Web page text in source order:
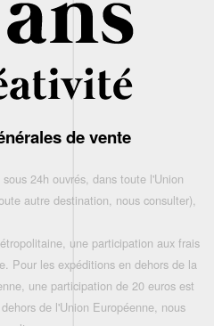
de vente
24h ouvrés, dans toute l'Union
autre destination, nous consulter),
une participation aux frais
Pour les expéditions en dehors de la
une participation de 20 euros est
de l'Union Européenne, nous